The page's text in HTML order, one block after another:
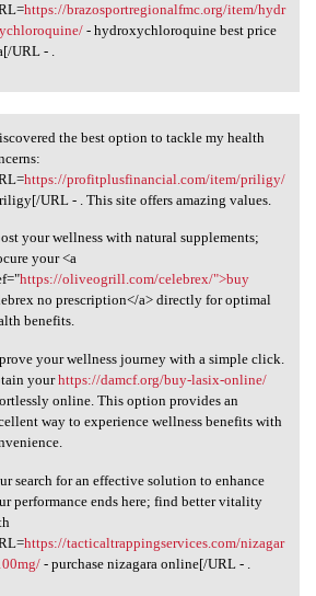
https://brazosportregionalfmc.org/item/hydr
- hydroxychloroquine best price
URL - .
the best option
the best option to tackle my health
https://profitplusfinancial.com/item/priligy/
URL - . This site offers amazing values.
your wellness with natural supplements;
your <a
https://oliveogrill.com/celebrex/">buy
no prescription</a> directly for optimal
benefits.
your wellness journey with a simple click.
yourhttps://damcf.org/buy-lasix-online/
online. This option provides an
way to experience wellness benefits with
search for an effective solution to enhance
performance ends here; find better vitality
https://tacticaltrappingservices.com/nizagar
- purchase nizagara online[/URL - .